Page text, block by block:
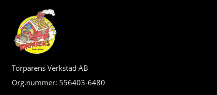
Torparens Verkstad AB
Org.nummer: 556403-6480